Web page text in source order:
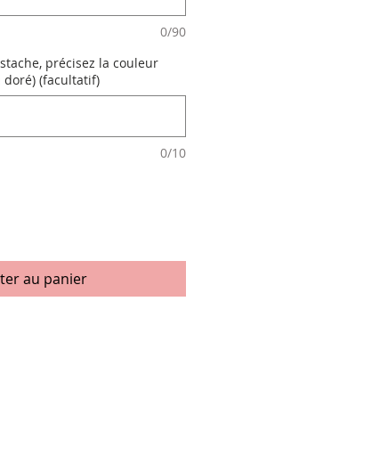
0/90
précisez la couleur
doré) (facultatif)
0/10
au panier